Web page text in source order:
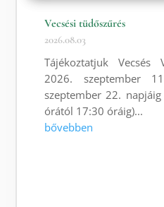
Vecsési tüdőszűrés
2026.08.03
Tájékoztatjuk Vecsés
2026. szeptember
szeptember 22.
órától 17:30 óráig)...
bővebben